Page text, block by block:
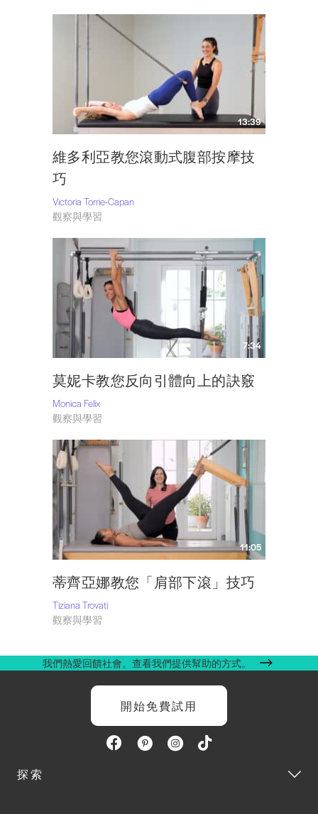
13:39
維多利亞教您滾動式腹部按摩技
巧
Victoria Torrie-Capan
觀察與學習
7:34
莫妮卡教您反向引體向上的訣竅
Monica Felix
觀察與學習
11:05
蒂齊亞娜教您「肩部下滾」技巧
Tiziana Trovati
觀察與學習
我們熱愛回饋社會。查看我們提供幫助的方式。
開始免費試用
探索